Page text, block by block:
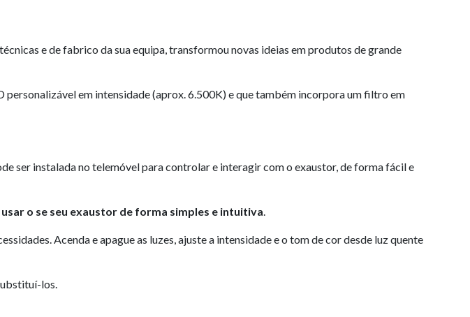
e de fabrico da sua equipa, transformou novas ideias em produtos de grande
personalizável em intensidade (aprox. 6.500K) e que também incorpora um filtro em
ser instalada no telemóvel para controlar e interagir com o exaustor, de forma fácil e
usar o se seu exaustor de forma simples e intuitiva.
Acenda e apague as luzes, ajuste a intensidade e o tom de cor desde luz quente
los.